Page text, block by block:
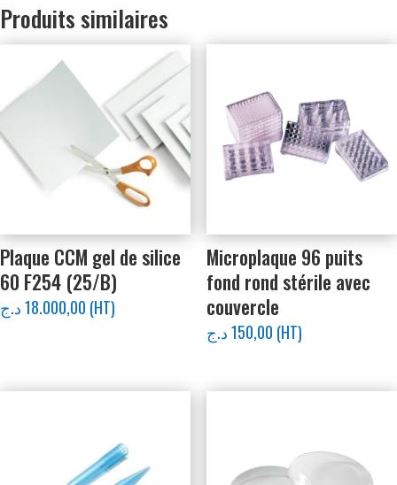
Produits similaires
Plaque CCM gel de silice
60 F254 (25/B)
18.000,00د.ج (HT)
Microplaque 96 puits
fond rond stérile avec
couvercle
150,00د.ج (HT)